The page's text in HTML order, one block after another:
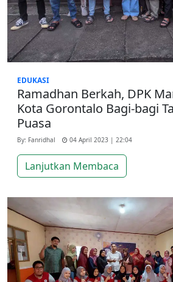
EDUKASI
Ramadhan Berkah, DPK
Kota Gorontalo Bagi-bagi
Puasa
By: Fanridhal 04 April 2023 | 22:04
Lanjutkan Membaca